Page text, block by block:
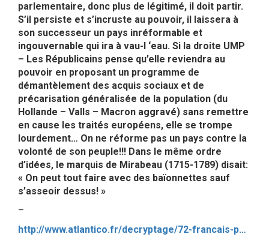
parlementaire, donc plus de légitimé, il doit partir.
S’il persiste et s’incruste au pouvoir, il laissera à
son successeur un pays inréformable et
ingouvernable qui ira à vau-l ‘eau. Si la droite UMP
– Les Républicains pense qu’elle reviendra au
pouvoir en proposant un programme de
démantèlement des acquis sociaux et de
précarisation généralisée de la population (du
Hollande – Valls – Macron aggravé) sans remettre
en cause les traités européens, elle se trompe
lourdement… On ne réforme pas un pays contre la
volonté de son peuple!!! Dans le même ordre
d’idées, le marquis de Mirabeau (1715-1789) disait:
« On peut tout faire avec des baïonnettes sauf
s’asseoir dessus! »
–
http://www.atlantico.fr/decryptage/72-francais-pensent-que-france-pourrait-connaitre-explosion-sociale-dans-prochains-mois-jerome-fourquet-2710071.html